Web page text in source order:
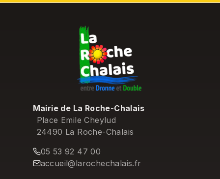
Mairie de La Roche-Chalais
Place Emile Cheylud
24490 La Roche-Chalais
05 53 92 47 00
accueil@larochechalais.fr